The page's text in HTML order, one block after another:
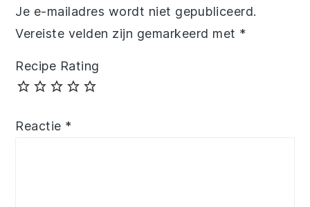
Je e-mailadres wordt niet gepubliceerd.
Vereiste velden zijn gemarkeerd met *
Recipe Rating
Reactie *